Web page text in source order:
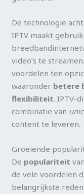
De technologie
IPTV maakt
video’s te
voordelen ten
waaronder betere
flexibiliteit. IPTV-
combinatie van
content te leveren.
Groeiende
De populariteit
de vele voordelen
belangrijkste